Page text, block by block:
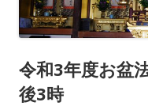
令和3年度お盆
後3時